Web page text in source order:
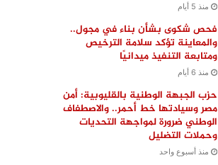
منذ 5 أيام
فحص شكوى بشأن بناء في مجول..
والمعاينة تؤكد سلامة الترخيص
ومتابعة التنفيذ ميدانيًا
منذ 6 أيام
حزب الجبهة الوطنية بالقليوبية: أمن
مصر وسيادتها خط أحمر.. والاصطفاف
الوطني ضرورة لمواجهة التحديات
وحملات التضليل
منذ أسبوع واحد